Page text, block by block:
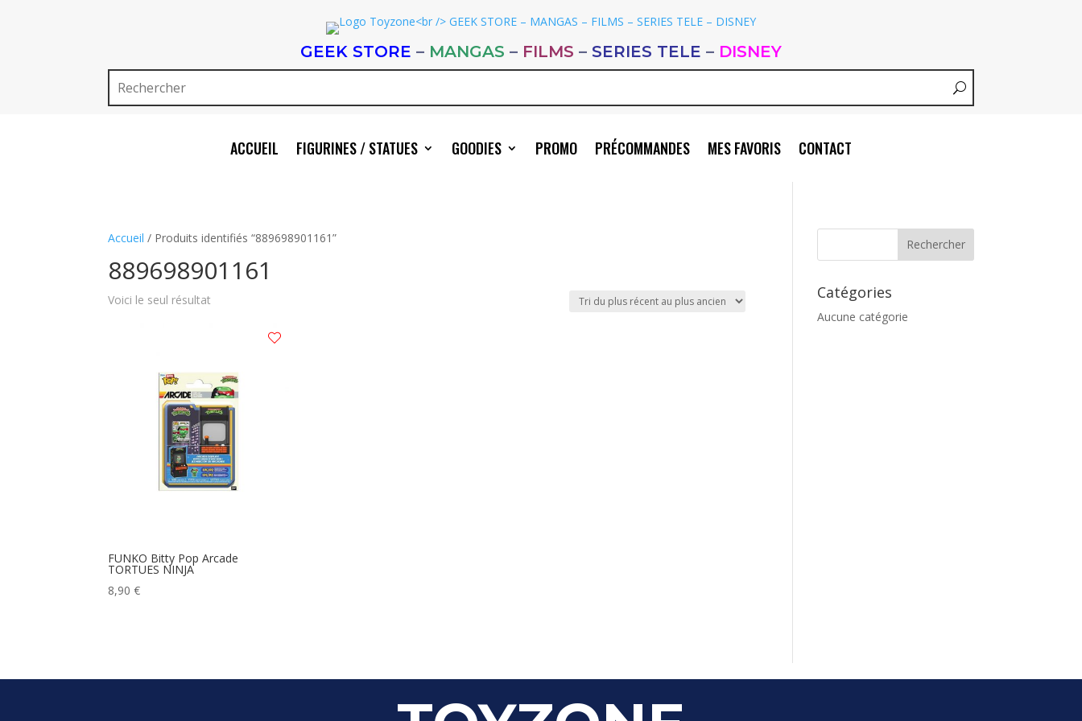
GEEK STORE – MANGAS – FILMS – SERIES TELE – DISNEY
ACCUEIL FIGURINES / STATUES GOODIES PROMO PRÉCOMMANDES MES FAVORIS CONTACT
Accueil / Produits identifiés “889698901161”
889698901161
Voici le seul résultat
FUNKO Bitty Pop Arcade
TORTUES NINJA
8,90€
Catégories
Aucune catégorie